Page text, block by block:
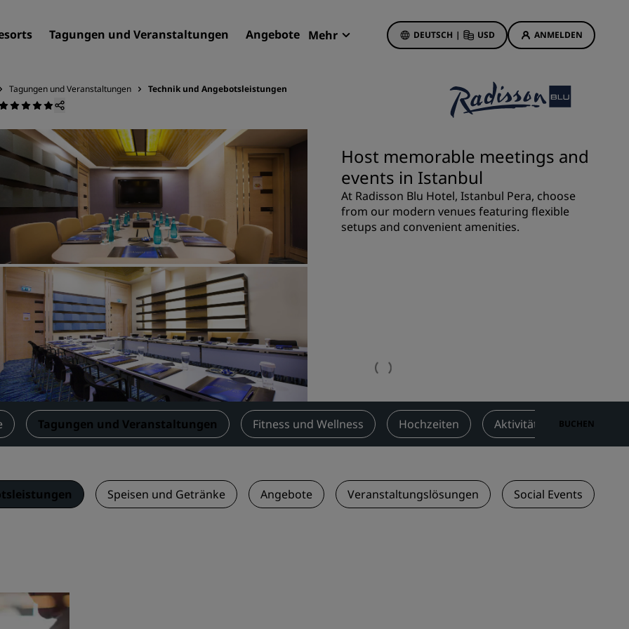
Tagungen und Veranstaltungen Angebote Mehr DEUTSCH | USD ANMELDEN
Reiseziele
Resorts
Serviced Apartments
Flughafenhotels
Neue und geplante Hotels
Tagungen und
Veranstaltungen
Entdecken Sie Radisson Meetings
Einen Meetingraum buchen
Fordern Sie ein Angebot an
Veranstaltungsorte
Branchenlösungen
Flüge suchen
Restaurants
Hotelangebote
Bonus für die erste Buchung
Deals of the Day
Im Voraus buchen
Unsere Angebote anzeigen
Geschäftsreisender
Hotels im Stadtzentrum
Besuchen Sie unseren Blog
Radisson Rewards
Entdecken Sie Radisson Rewards
Tagungen und Veranstaltungen Technik und Angebotsleistungen
Host memorable meetings and
events in Istanbul
At Radisson Blu Hotel, Istanbul Pera, choose
from our modern venues featuring flexible
setups and convenient amenities.
Tagungen und Veranstaltungen Fitness und Wellness Hochzeiten Aktivitäten BUCHEN
Speisen und Getränke Angebote Veranstaltungslösungen Social Events